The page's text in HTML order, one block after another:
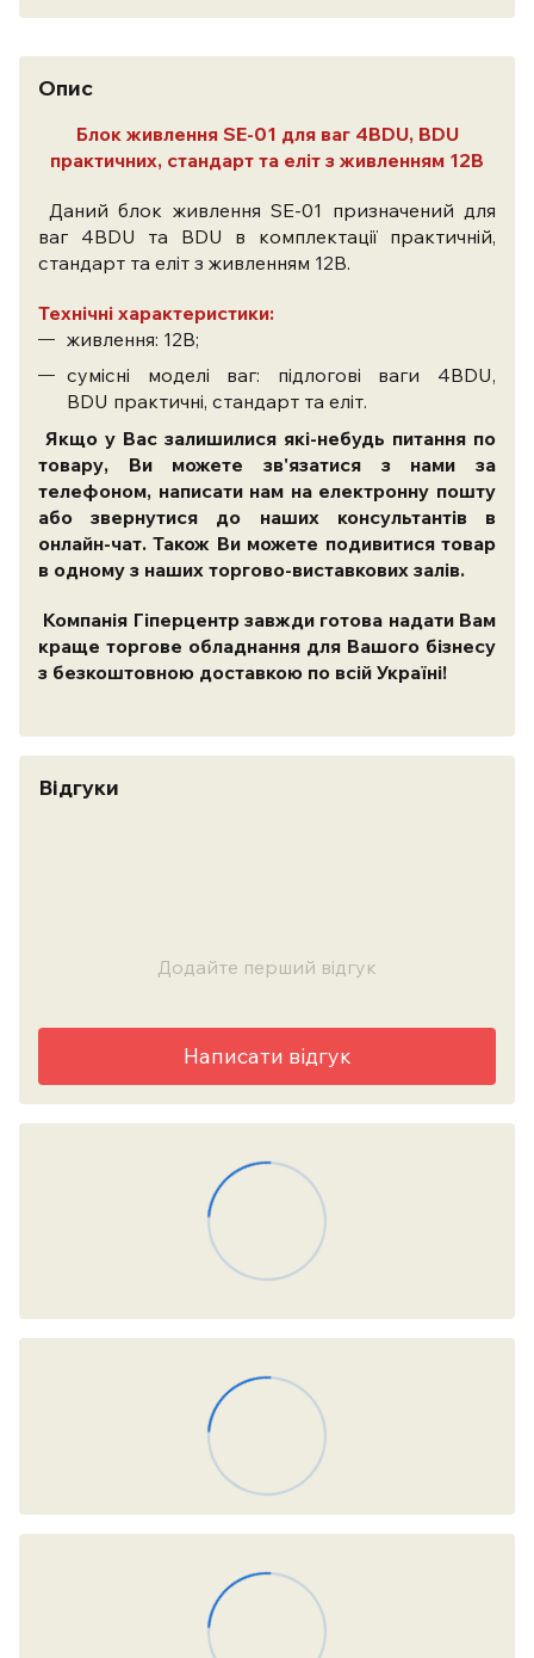
Опис
Блок живлення SE-01 для ваг 4BDU, BDU
практичних, стандарт та еліт з живленням 12В
Даний блок живлення SE-01 призначений для
ваг 4BDU та BDU в комплектації практичній,
стандарт та еліт з живленням 12В.
Технічні характеристики:
живлення: 12В;
сумісні моделі ваг: підлогові ваги 4BDU,
BDU практичні, стандарт та еліт.
Якщо у Вас залишилися які-небудь питання по
товару, Ви можете зв'язатися з нами за
телефоном, написати нам на електронну пошту
або звернутися до наших консультантів в
онлайн-чат. Також Ви можете подивитися товар
в одному з наших торгово-виставкових залів.
Компанія Гіперцентр завжди готова надати Вам
краще торгове обладнання для Вашого бізнесу
з безкоштовною доставкою по всій Україні!
Відгуки
Додайте перший відгук
Написати відгук